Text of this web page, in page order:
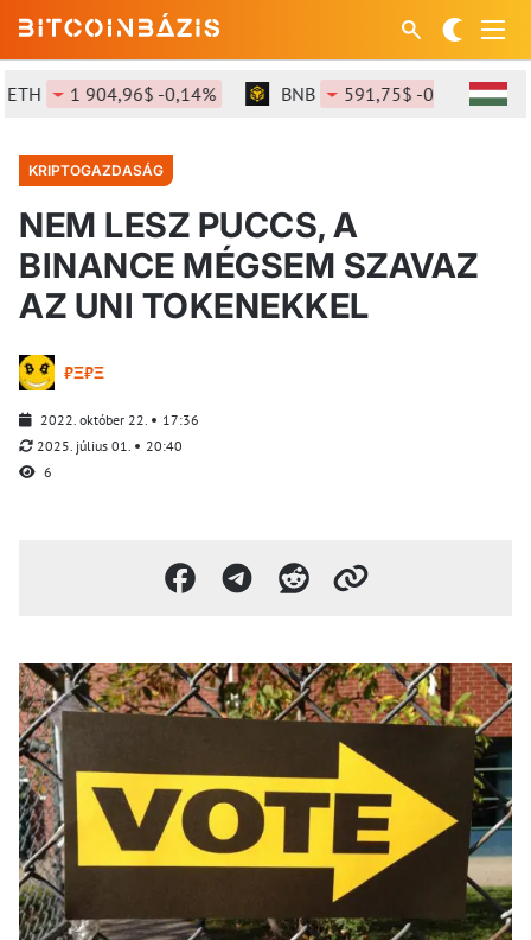
1 904,96$ -0,14% BNB 591,75$ -0,57%
KRIPTOGAZDASÁG
NEM LESZ PUCCS, A
BINANCE MÉGSEM SZAVAZ
AZ UNI TOKENEKKEL
₿Ξ₿Ξ
2022. október 22.
17:36
2025. július 01.
20:40
6